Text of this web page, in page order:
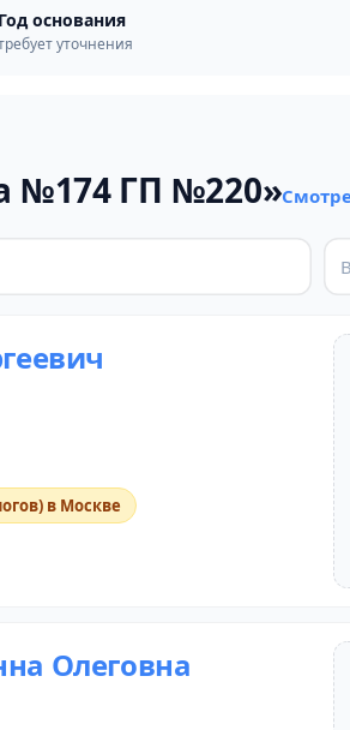
Год основания
уточнения
№174 ГП №220»
в Москве
Олеговна